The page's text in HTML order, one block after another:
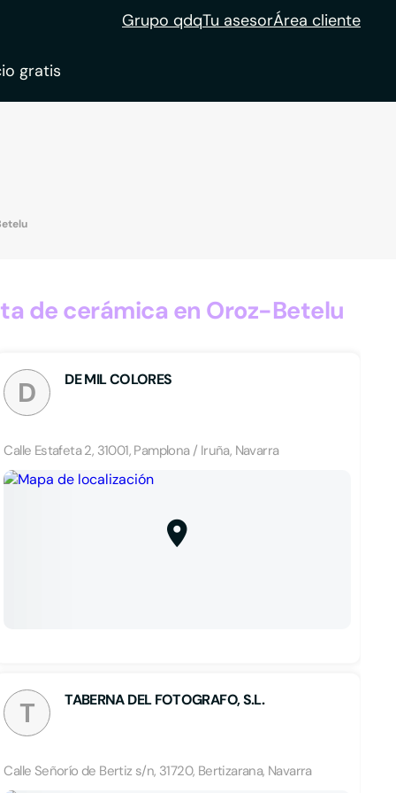
Grupo qdqTu asesorÁrea cliente
gratis
de cerámica en Oroz-Betelu
D DE MIL COLORES
Calle Estafeta 2, 31001, Pamplona / Iruña, Navarra
T TABERNA DEL FOTOGRAFO, S.L.
Calle Señorío de Bertiz s/n, 31720, Bertizarana, Navarra